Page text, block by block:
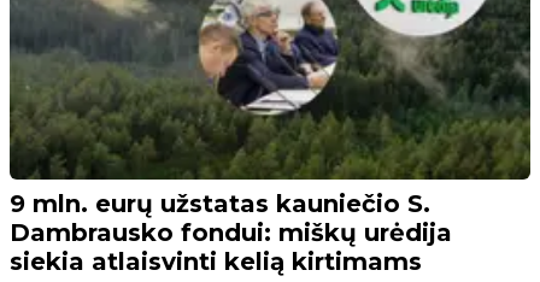
9 mln. eurų užstatas kauniečio S.
Dambrausko fondui: miškų urėdija
siekia atlaisvinti kelią kirtimams